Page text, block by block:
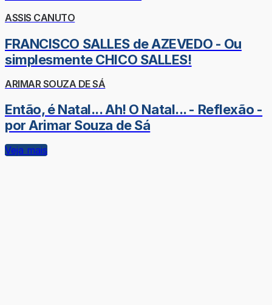
ASSIS CANUTO
FRANCISCO SALLES de AZEVEDO - Ou
simplesmente CHICO SALLES!
ARIMAR SOUZA DE SÁ
Então, é Natal... Ah! O Natal... - Reflexão -
por Arimar Souza de Sá
Veja mais